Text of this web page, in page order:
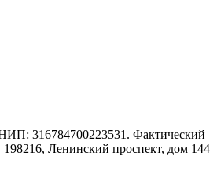
316784700223531. Фактический
198216, Ленинский проспект, дом 144